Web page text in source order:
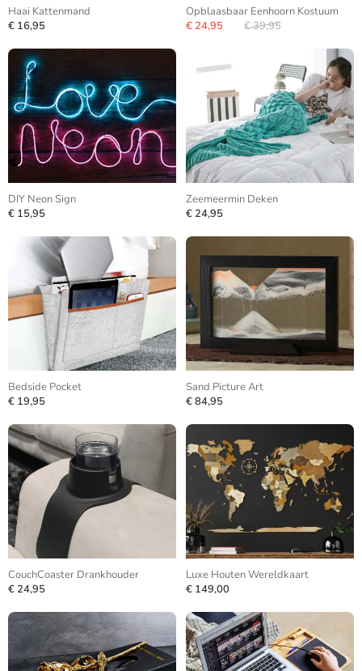
Haai Kattenmand
€ 16,95
Opblaasbaar Eenhoorn Kostuum
€ 24,95
€ 39,95
DIY Neon Sign
€ 15,95
Zeemeermin Deken
€ 24,95
Bedside Pocket
€ 19,95
Sand Picture Art
€ 84,95
CouchCoaster Drankhouder
€ 24,95
Luxe Houten Wereldkaart
€ 149,00